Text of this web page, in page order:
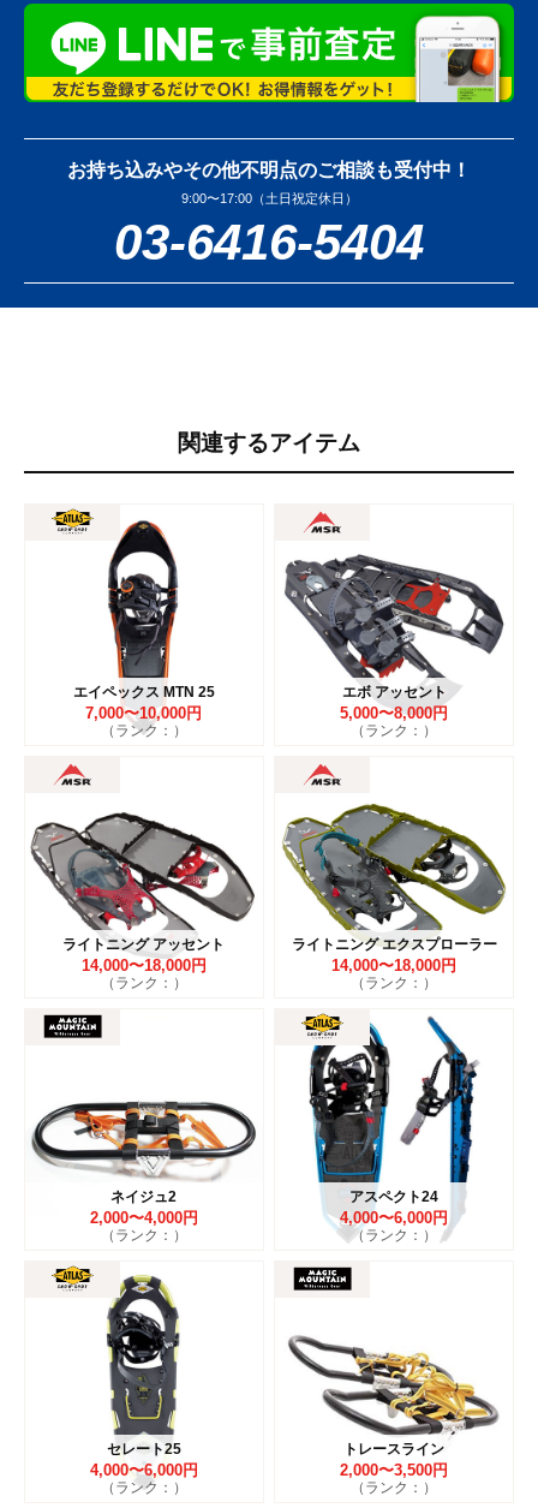
お持ち込みやその他不明点のご相談も受付中！
9:00〜17:00（土日祝定休日）
03-6416-5404
関連するアイテム
エイペックス MTN 25
7,000〜10,000円
（ランク：）
エボ アッセント
5,000〜8,000円
（ランク：）
ライトニング アッセント
14,000〜18,000円
（ランク：）
ライトニング エクスプローラー
14,000〜18,000円
（ランク：）
ネイジュ2
2,000〜4,000円
（ランク：）
アスペクト24
4,000〜6,000円
（ランク：）
セレート25
4,000〜6,000円
（ランク：）
トレースライン
2,000〜3,500円
（ランク：）